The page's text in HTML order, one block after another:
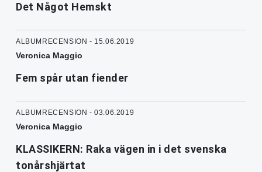
Det Något Hemskt
ALBUMRECENSION - 15.06.2019
Veronica Maggio
Fem spår utan fiender
ALBUMRECENSION - 03.06.2019
Veronica Maggio
KLASSIKERN: Raka vägen in i det svenska
tonårshjärtat